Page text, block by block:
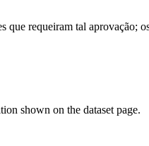
requeiram tal aprovação;
shown on the dataset page.